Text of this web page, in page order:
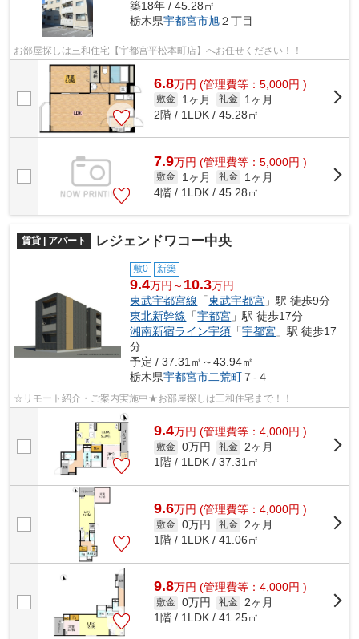
築18年 / 45.28㎡
栃木県宇都宮市旭２丁目
お部屋探しは三和住宅【宇都宮平松本町店】へお任せください！！
6.8万円 (管理費等：5,000円 )
敷金 1ヶ月 礼金
1ヶ月
2階 / 1LDK / 45.28㎡
7.9万円 (管理費等：5,000円 )
敷金 1ヶ月 礼金
1ヶ月
4階 / 1LDK / 45.28㎡
賃貸 | アパート レジェンドワコー中央
敷0 新築
9.4万円～ 10.3万円
東武宇都宮線 「東武宇都宮 」駅 徒歩9分
東北新幹線 「宇都宮 」駅 徒歩17分
湘南新宿ライン宇須 「宇都宮 」駅 徒歩17
分
予定 / 37.31㎡～43.94㎡
栃木県宇都宮市二荒町 ７-４
☆リモート紹介・ご案内実施中★お部屋探しは三和住宅まで！！
9.4万円 (管理費等：4,000円 )
敷金 0万円 礼金 2ヶ月
1階 / 1LDK / 37.31㎡
9.6万円 (管理費等：4,000円 )
敷金 0万円 礼金 2ヶ月
1階 / 1LDK / 41.06㎡
9.8万円 (管理費等：4,000円 )
敷金 0万円 礼金 2ヶ月
1階 / 1LDK / 41.25㎡